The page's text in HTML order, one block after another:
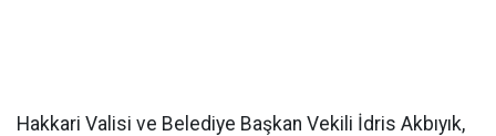
Hakkari Valisi ve Belediye Başkan Vekili İdris Akbıyık,